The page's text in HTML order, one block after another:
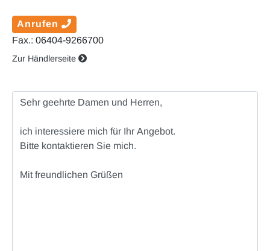
Anrufen
Fax.: 06404-9266700
Zur Händlerseite